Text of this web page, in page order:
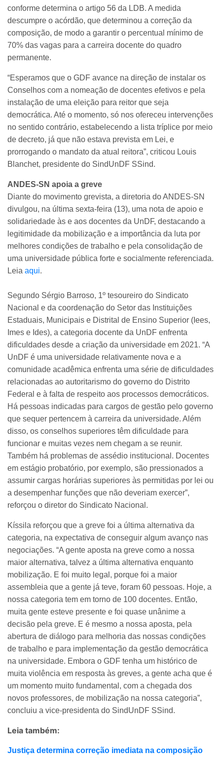
conforme determina o artigo 56 da LDB. A medida
descumpre o acórdão, que determinou a correção da
composição, de modo a garantir o percentual mínimo de
70% das vagas para a carreira docente do quadro
permanente.
“Esperamos que o GDF avance na direção de instalar os
Conselhos com a nomeação de docentes efetivos e pela
instalação de uma eleição para reitor que seja
democrática. Até o momento, só nos ofereceu intervenções
no sentido contrário, estabelecendo a lista tríplice por meio
de decreto, já que não estava prevista em Lei, e
prorrogando o mandato da atual reitora”, criticou Louis
Blanchet, presidente do SindUnDF SSind.
ANDES-SN apoia a greve
Diante do movimento grevista, a diretoria do ANDES-SN
divulgou, na última sexta-feira (13), uma nota de apoio e
solidariedade às e aos docentes da UnDF, destacando a
legitimidade da mobilização e a importância da luta por
melhores condições de trabalho e pela consolidação de
uma universidade pública forte e socialmente referenciada.
Leia aqui.
Segundo Sérgio Barroso, 1º tesoureiro do Sindicato
Nacional e da coordenação do Setor das Instituições
Estaduais, Municipais e Distrital de Ensino Superior (Iees,
Imes e Ides), a categoria docente da UnDF enfrenta
dificuldades desde a criação da universidade em 2021. “A
UnDF é uma universidade relativamente nova e a
comunidade acadêmica enfrenta uma série de dificuldades
relacionadas ao autoritarismo do governo do Distrito
Federal e à falta de respeito aos processos democráticos.
Há pessoas indicadas para cargos de gestão pelo governo
que sequer pertencem à carreira da universidade. Além
disso, os conselhos superiores têm dificuldade para
funcionar e muitas vezes nem chegam a se reunir.
Também há problemas de assédio institucional. Docentes
em estágio probatório, por exemplo, são pressionados a
assumir cargas horárias superiores às permitidas por lei ou
a desempenhar funções que não deveriam exercer”,
reforçou o diretor do Sindicato Nacional.
Kíssila reforçou que a greve foi a última alternativa da
categoria, na expectativa de conseguir algum avanço nas
negociações. “A gente aposta na greve como a nossa
maior alternativa, talvez a última alternativa enquanto
mobilização. E foi muito legal, porque foi a maior
assembleia que a gente já teve, foram 60 pessoas. Hoje, a
nossa categoria tem em torno de 100 docentes. Então,
muita gente esteve presente e foi quase unânime a
decisão pela greve. E é mesmo a nossa aposta, pela
abertura de diálogo para melhoria das nossas condições
de trabalho e para implementação da gestão democrática
na universidade. Embora o GDF tenha um histórico de
muita violência em resposta às greves, a gente acha que é
um momento muito fundamental, com a chegada dos
novos professores, de mobilização na nossa categoria”,
concluiu a vice-presidenta do SindUnDF SSind.
Leia também:
Justiça determina correção imediata na composição